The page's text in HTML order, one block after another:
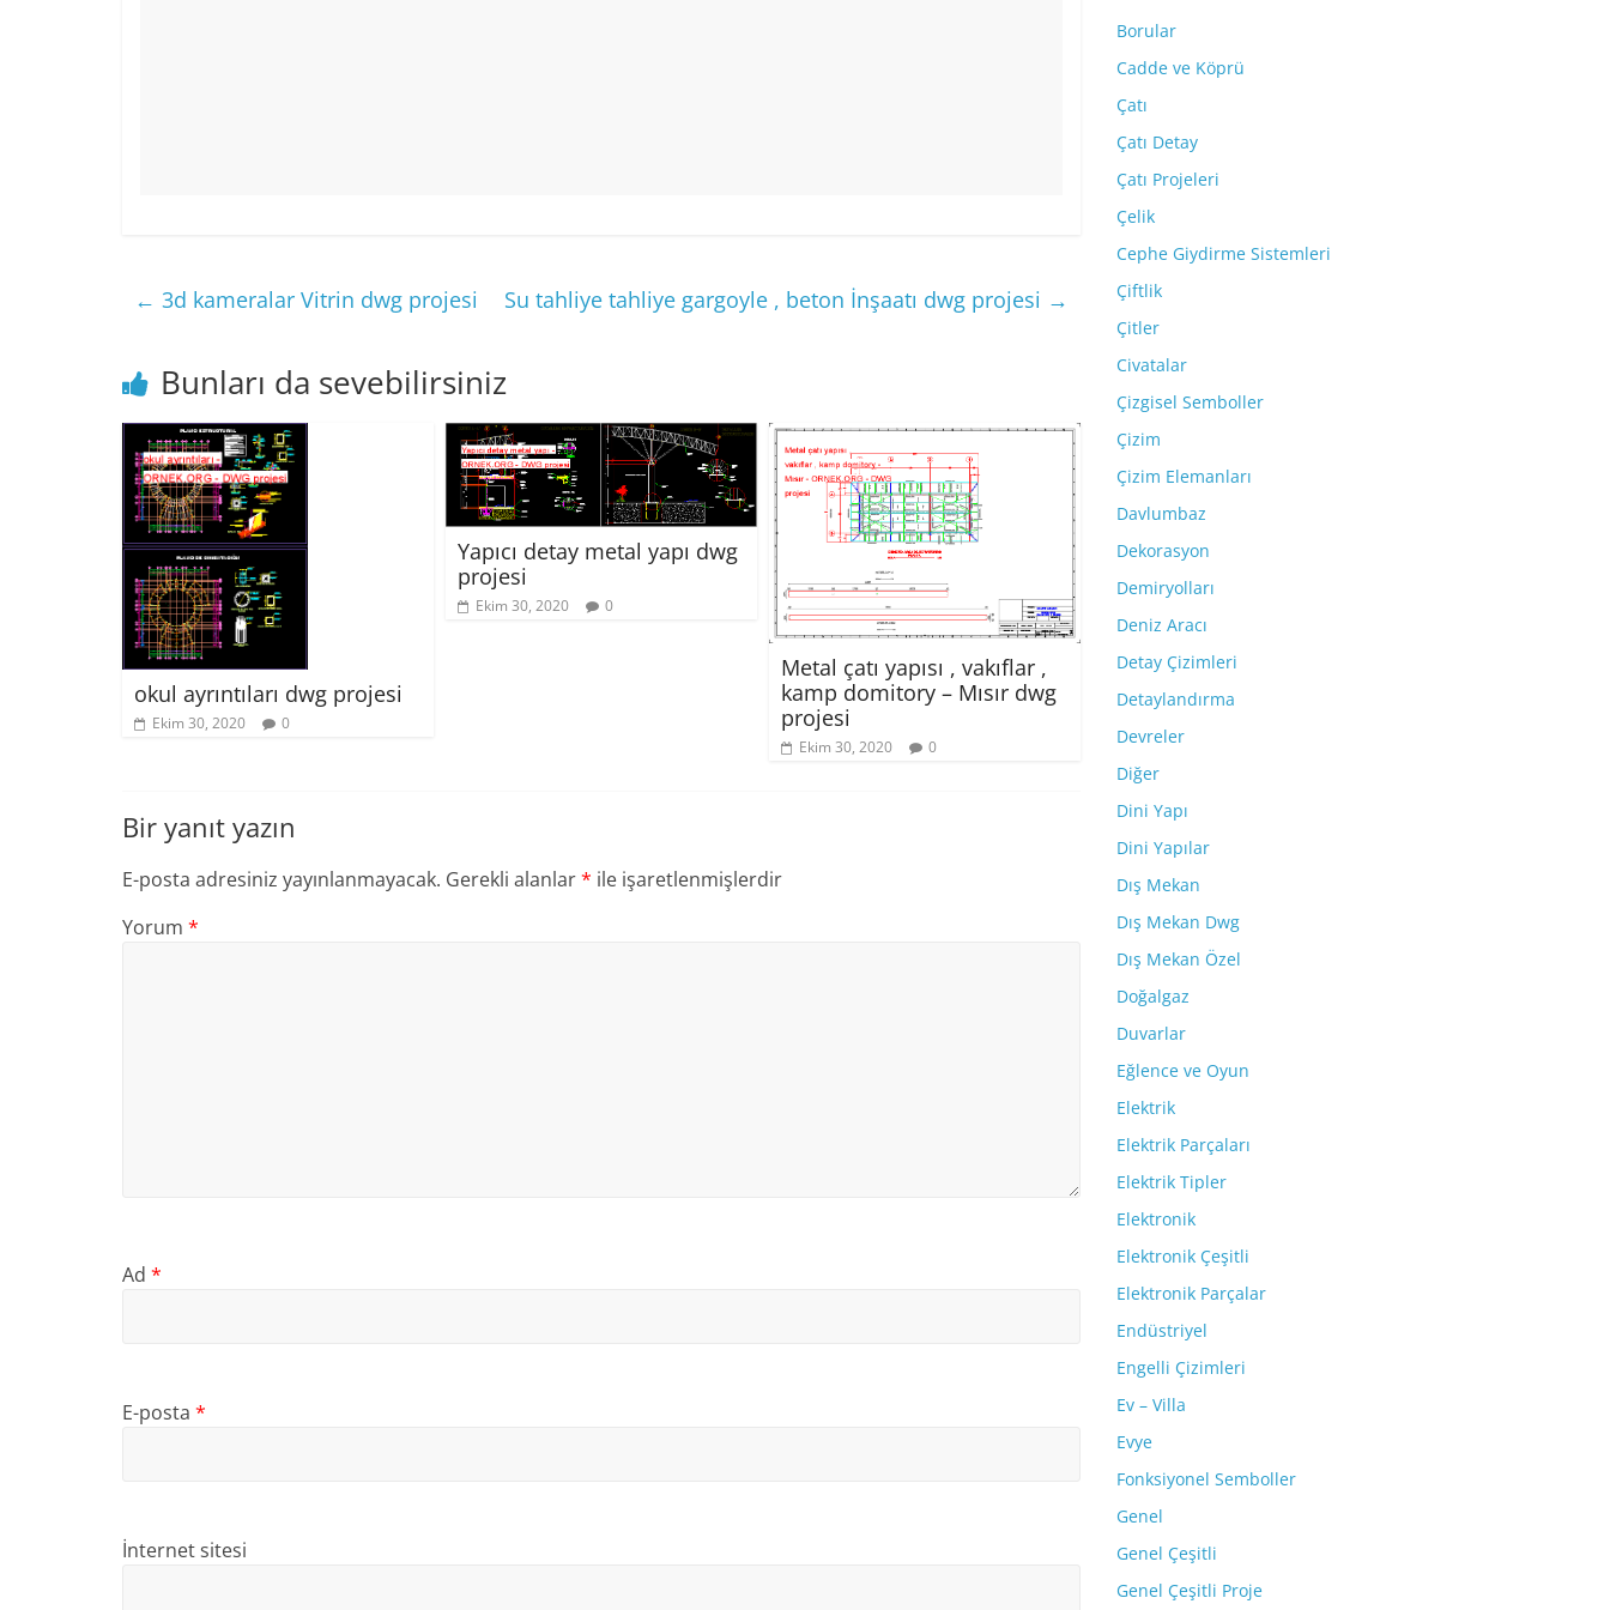
← 3d kameralar Vitrin dwg projesi Su tahliye tahliye gargoyle , beton İnşaatı dwg projesi →
Bunları da sevebilirsiniz
okul ayrıntıları dwg projesi
Ekim 30, 2020 0
Yapıcı detay metal yapı dwg
projesi
Ekim 30, 2020 0
Metal çatı yapısı , vakıflar ,
kamp domitory – Mısır dwg
projesi
Ekim 30, 2020 0
Bir yanıt yazın
E-posta adresiniz yayınlanmayacak. Gerekli alanlar* ile işaretlenmişlerdir
Yorum *
Ad *
E-posta *
İnternet sitesi
Borular
Cadde ve Köprü
Çatı
Çatı Detay
Çatı Projeleri
Çelik
Cephe Giydirme Sistemleri
Çiftlik
Çitler
Civatalar
Çizgisel Semboller
Çizim
Çizim Elemanları
Davlumbaz
Dekorasyon
Demiryolları
Deniz Aracı
Detay Çizimleri
Detaylandırma
Devreler
Diğer
Dini Yapı
Dini Yapılar
Dış Mekan
Dış Mekan Dwg
Dış Mekan Özel
Doğalgaz
Duvarlar
Eğlence ve Oyun
Elektrik
Elektrik Parçaları
Elektrik Tipler
Elektronik
Elektronik Çeşitli
Elektronik Parçalar
Endüstriyel
Engelli Çizimleri
Ev – Villa
Evye
Fonksiyonel Semboller
Genel
Genel Çeşitli
Genel Çeşitli Proje